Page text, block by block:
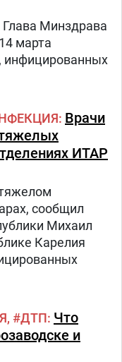
Минздрава
марта
инфицированных
Врачи
ИТАР
сообщил
Михаил
Карелия
ДТП Что
и